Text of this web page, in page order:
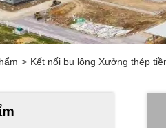
> Kết nối bu lông Xưởng thép